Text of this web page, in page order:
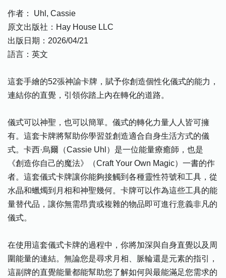
作者： Uhl, Cassie
原文出版社：Hay House LLC
出版日期：2026/04/21
語言：英文
這套手繪的52張神諭卡牌，賦予你創造個性化儀式的能力，
連結你的直覺，引領你踏上內在轉化的道路。
儀式可以神聖，也可以簡單。儀式的轉化力量人人皆可擁
有。這套卡牌將幫助你學習並創造適合自身生活方式的儀
式。卡西·烏爾（Cassie Uhl）是一位能量療癒師，也是
《創造你自己的魔法》（Craft Your Own Magic）一書的作
者。這套儀式卡牌讓你能夠接觸到各種靈性符號和工具，從
水晶和蠟燭到月相和神聖幾何。卡牌可以作為這些工具的能
量替代品，讓你無需昂貴或複雜的物品即可進行意義非凡的
儀式。
在使用這套儀式卡牌的過程中，你將加深與自身直覺以及周
圍能量的連結。無論您是尋求月相、脈輪還是元素的指引，
這副牌的直覺能量都能幫助您了解如何與最能滿足您需求的